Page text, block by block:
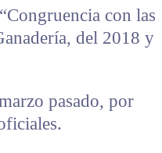
con las
del 2018 y
pasado, por